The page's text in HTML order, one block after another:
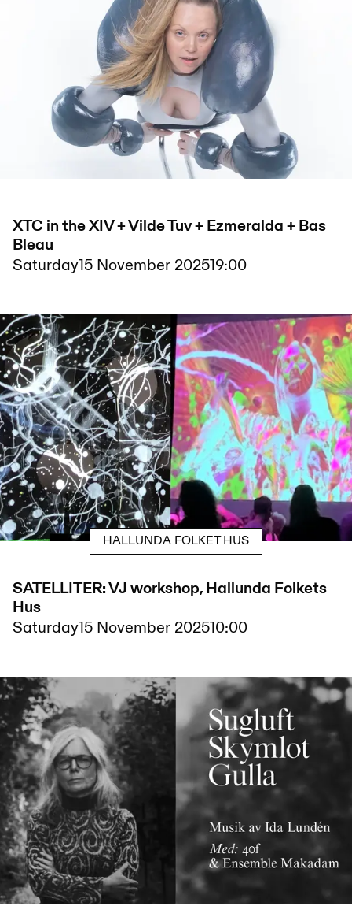
XTC in the XIV + Vilde Tuv + Ezmeralda + Bas
Bleau
Saturday15 November 202519:00
HALLUNDA FOLKET HUS
SATELLITER: VJ workshop, Hallunda Folkets
Hus
Saturday15 November 202510:00